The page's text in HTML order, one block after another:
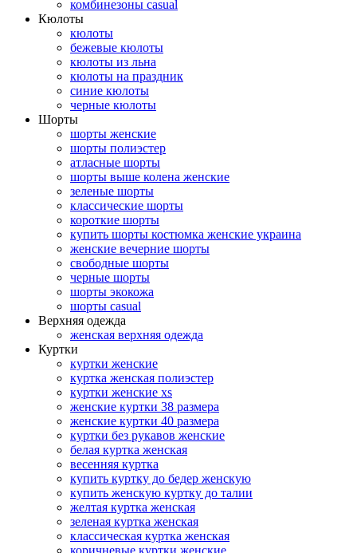
комбинезоны casual
Кюлоты
кюлоты
бежевые кюлоты
кюлоты из льна
кюлоты на праздник
синие кюлоты
черные кюлоты
Шорты
шорты женские
шорты полиэстер
атласные шорты
шорты выше колена женские
зеленые шорты
классические шорты
короткие шорты
купить шорты костюмка женские украина
женские вечерние шорты
свободные шорты
черные шорты
шорты экокожа
шорты casual
Верхняя одежда
женская верхняя одежда
Куртки
куртки женские
куртка женская полиэстер
куртки женские xs
женские куртки 38 размера
женские куртки 40 размера
куртки без рукавов женские
белая куртка женская
весенняя куртка
купить куртку до бедер женскую
купить женскую куртку до талии
желтая куртка женская
зеленая куртка женская
классическая куртка женская